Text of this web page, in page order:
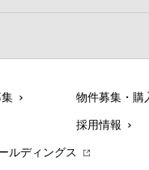
物件募集・購
採用情報
ルディングス